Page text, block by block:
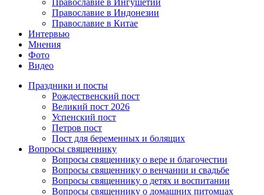
Православие в Ингушетии
Православие в Индонезии
Православие в Китае
Интервью
Мнения
Фото
Видео
Праздники и посты
Рождественский пост
Великий пост 2026
Успенский пост
Петров пост
Пост для беременных и болящих
Вопросы священнику
Вопросы священнику о вере и благочестии
Вопросы священнику о венчании и свадьбе
Вопросы священнику о детях и воспитании
Вопросы священнику о домашних питомцах